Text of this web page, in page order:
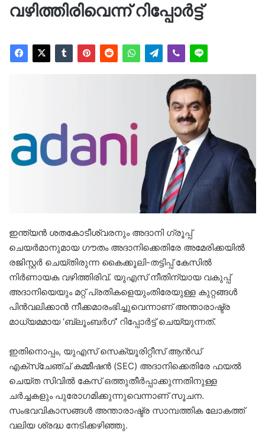
വഴിത്തിരിവെന്ന് റിപ്പോർട്ട്
ഇന്ത്യൻ ശതകോടീശ്വരനും അദാനി ഗ്രൂപ്പ്
ചെയർമാനുമായ ഗൗതം അദാനിക്കെതിരേ അമേരിക്കയിൽ
രജിസ്റ്റർ ചെയ്തിരുന്ന കൈക്കൂലി-തട്ടിപ്പ് കേസിൽ
നിർണായക വഴിത്തിരിവ്. യുഎസ് നീതിന്യായ വകുപ്പ്
അദാനിയെയും മറ്റ് പ്രതികളെയുംതിരേയുള്ള കുറ്റങ്ങൾ
പിൻവലിക്കാൻ നീക്കമാരംഭിച്ചുവെന്നാണ് അന്താരാഷ്ട്ര
മാധ്യമമായ ‘ബ്ലൂംബർഗ്’ റിപ്പോർട്ട് ചെയ്യുന്നത്.
ഇതിനൊപ്പം, യുഎസ് സെക്യൂരിറ്റീസ് ആൻഡ്
എക്‌സ്‌ചേഞ്ച് കമ്മീഷൻ (SEC) അദാനിക്കെതിരേ ഫയൽ
ചെയ്ത സിവിൽ കേസ് ഒത്തുതീർപ്പാക്കുന്നതിനുള്ള
ചർച്ചകളും പുരോഗമിക്കുന്നുവെന്നാണ് സൂചന.
സംഭവവികാസങ്ങൾ അന്താരാഷ്ട്ര സാമ്പത്തിക ലോകത്ത്
വലിയ ശ്രദ്ധ നേടിക്കഴിഞ്ഞു.